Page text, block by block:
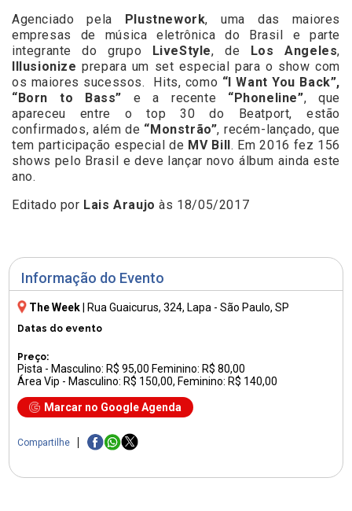
Informação do Evento
The Week Rua Guaicurus, 324, Lapa - São Paulo, SP
Datas do evento
Preço:
Pista - Masculino: R$ 95,00 Feminino: R$ 80,00
Área Vip - Masculino: R$ 150,00, Feminino: R$ 140,00
Marcar no Google Agenda
Compartilhe
Agenciado pela
Plustnework, uma das maiores
empresas de música eletrônica do Brasil e parte
integrante do grupo
LiveStyle, de Los Angeles,
Illusionizeprepara um set especial para o show com
os maiores sucessos. Hits, como “I Want You Back”,
“Born to Bass” e a recente “Phoneline”, que
apareceu entre o top 30 do Beatport, estão
confirmados, além de “Monstrão”, recém-lançado, que
tem participação especial de MV Bill . Em 2016 fez 156
shows pelo Brasil e deve lançar novo álbum ainda este
ano.
Editado por Lais Araujo às 18/05/2017